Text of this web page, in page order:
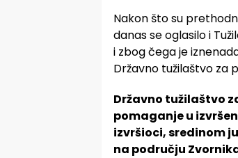
Nakon što su
danas se oglasilo i
i zbog čega je
Državno tužilaštvo za
Državno tužilaštvo
pomaganje u
izvršioci, sredinom
na području